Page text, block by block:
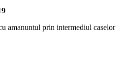
amanuntul prin intermediul caselor